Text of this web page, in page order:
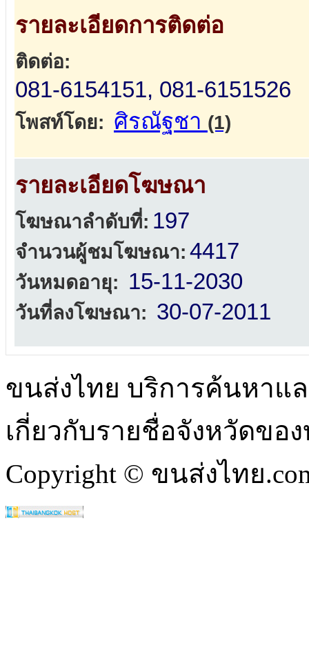
รายละเอียดการติดต่อ
ติดต่อ:
081-6154151, 081-6151526
โพสท์โดย: ศิรณัฐชา (1)
รายละเอียดโฆษณา
โฆษณาลำดับที่: 197
จำนวนผู้ชมโฆษณา: 4417
วันหมดอายุ: 15-11-2030
วันที่ลงโฆษณา: 30-07-2011
ขนส่งไทย บริการค้นหาแ
เกี่ยวกับรายชื่อจังหวัดขอ
Copyright © ขนส่งไทย